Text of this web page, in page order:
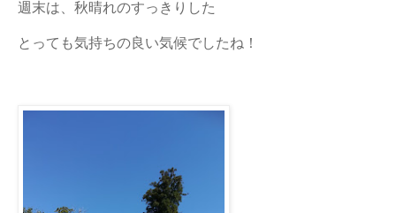
週末は、秋晴れのすっきりした
とっても気持ちの良い気候でしたね！